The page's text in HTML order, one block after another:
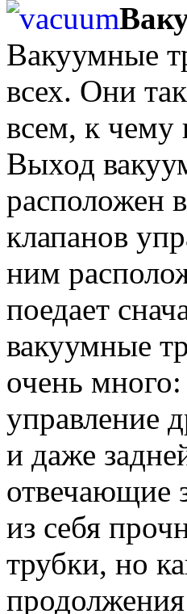
Вакуумные
всех. Они
всем, к чему
Выход
расположен
клапанов
ним
поедает
вакуумные
очень
управление
и даже
отвечающие
из себя
трубки, но